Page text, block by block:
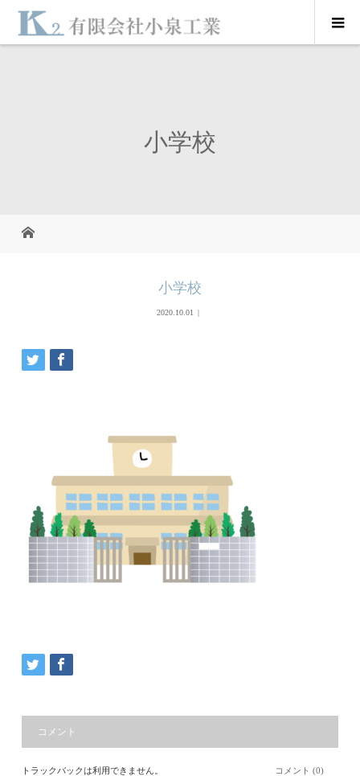
小学校
小学校
2020.10.01
コメント
トラックバックは利用できません。 コメント (0)